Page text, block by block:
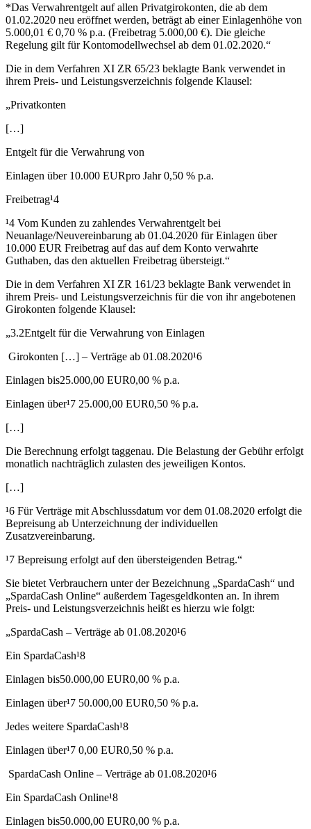
*Das Verwahrentgelt auf allen Privatgirokonten, die ab dem
01.02.2020 neu eröffnet werden, beträgt ab einer Einlagenhöhe von
5.000,01 € 0,70 % p.a. (Freibetrag 5.000,00 €). Die gleiche
Regelung gilt für Kontomodellwechsel ab dem 01.02.2020.“
Die in dem Verfahren XI ZR 65/23 beklagte Bank verwendet in
ihrem Preis- und Leistungsverzeichnis folgende Klausel:
„Privatkonten
[…]
Entgelt für die Verwahrung von
Einlagen über 10.000 EURpro Jahr 0,50 % p.a.
Freibetrag¹4
¹4 Vom Kunden zu zahlendes Verwahrentgelt bei
Neuanlage/Neuvereinbarung ab 01.04.2020 für Einlagen über
10.000 EUR Freibetrag auf das auf dem Konto verwahrte
Guthaben, das den aktuellen Freibetrag übersteigt.“
Die in dem Verfahren XI ZR 161/23 beklagte Bank verwendet in
ihrem Preis- und Leistungsverzeichnis für die von ihr angebotenen
Girokonten folgende Klausel:
„3.2Entgelt für die Verwahrung von Einlagen
Girokonten […] – Verträge ab 01.08.2020¹6
Einlagen bis25.000,00 EUR0,00 % p.a.
Einlagen über¹7 25.000,00 EUR0,50 % p.a.
[…]
Die Berechnung erfolgt taggenau. Die Belastung der Gebühr erfolgt
monatlich nachträglich zulasten des jeweiligen Kontos.
[…]
¹6 Für Verträge mit Abschlussdatum vor dem 01.08.2020 erfolgt die
Bepreisung ab Unterzeichnung der individuellen
Zusatzvereinbarung.
¹7 Bepreisung erfolgt auf den übersteigenden Betrag.“
Sie bietet Verbrauchern unter der Bezeichnung „SpardaCash“ und
„SpardaCash Online“ außerdem Tagesgeldkonten an. In ihrem
Preis- und Leistungsverzeichnis heißt es hierzu wie folgt:
„SpardaCash – Verträge ab 01.08.2020¹6
Ein SpardaCash¹8
Einlagen bis50.000,00 EUR0,00 % p.a.
Einlagen über¹7 50.000,00 EUR0,50 % p.a.
Jedes weitere SpardaCash¹8
Einlagen über¹7 0,00 EUR0,50 % p.a.
SpardaCash Online – Verträge ab 01.08.2020¹6
Ein SpardaCash Online¹8
Einlagen bis50.000,00 EUR0,00 % p.a.